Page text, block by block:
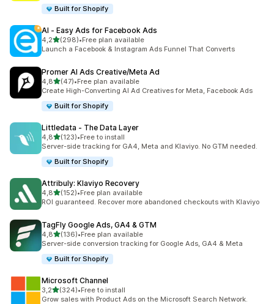
Built for Shopify
AI ‑ Easy Ads for Facebook Ads
4,2av 5 stjerner
(298)
Totalt 298 omtaler
•Free plan available
Launch a Facebook & Instagram Ads Funnel That Converts
Promer AI Ads Creative/Meta Ad
4,8av 5 stjerner
(47)
Totalt 47 omtaler
•Free plan available
Create High-Converting AI Ad Creatives for Meta, Facebook Ads
Built for Shopify
Littledata ‑ The Data Layer
4,8av 5 stjerner
(123)
Totalt 123 omtaler
•Free to install
Server-side tracking for GA4, Meta and Klaviyo. No GTM needed.
Built for Shopify
Attribuly: Klaviyo Recovery
4,8av 5 stjerner
(152)
Totalt 152 omtaler
•Free plan available
ROI guaranteed. Recover more abandoned checkouts with Klaviyo
TagFly Google Ads, GA4 & GTM
4,8av 5 stjerner
(136)
Totalt 136 omtaler
•Free plan available
Server-side conversion tracking for Google Ads, GA4 & Meta
Built for Shopify
Microsoft Channel
3,2av 5 stjerner
(324)
Totalt 324 omtaler
•Free to install
Grow sales with Product Ads on the Microsoft Search Network.